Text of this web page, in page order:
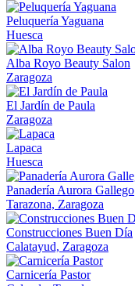
Peluquería Yaguana
Huesca
Alba Royo Beauty Salon
Zaragoza
El Jardín de Paula
Zaragoza
Lapaca
Huesca
Panadería Aurora Gallego
Tarazona, Zaragoza
Construcciones Buen Día
Calatayud, Zaragoza
Carnicería Pastor